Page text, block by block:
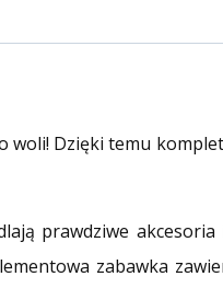
Dzięki temu
prawdziwe
zabawka